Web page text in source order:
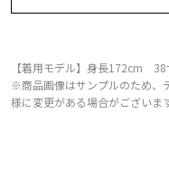
【着用モデル】身長172cm 38
※商品画像はサンプルのため、
様に変更がある場合がございま